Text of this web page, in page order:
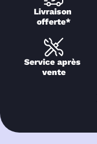
Livraison
offerte*
Service après
vente